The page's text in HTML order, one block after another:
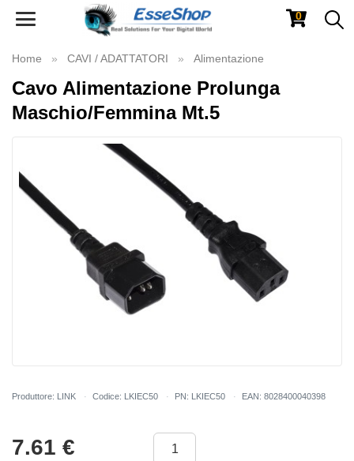
Toggle
0
Home CAVI / ADATTATORI Alimentazione
Cavo Alimentazione Prolunga
Maschio/Femmina Mt.5
Produttore: LINK Codice: LKIEC50 PN: LKIEC50 EAN: 8028400040398
7.61 €